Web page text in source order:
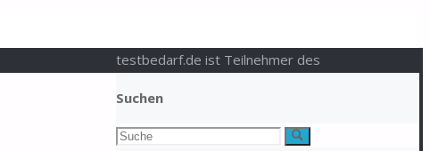
Suchen
Suchen
Suche
testbedarf.de ist Teilnehmer des